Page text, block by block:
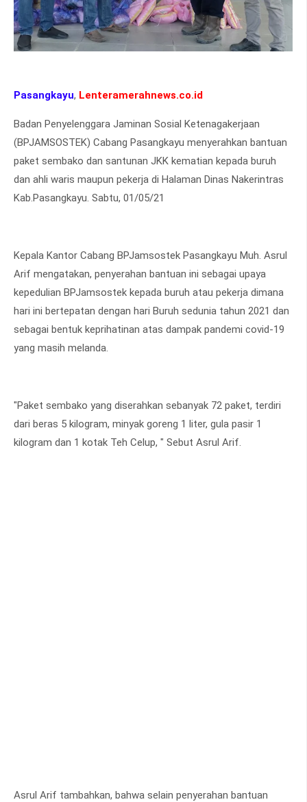
Pasangkayu, Lenteramerahnews.co.id
Badan Penyelenggara Jaminan Sosial Ketenagakerjaan
(BPJAMSOSTEK) Cabang Pasangkayu menyerahkan bantuan
paket sembako dan santunan JKK kematian kepada buruh
dan ahli waris maupun pekerja di Halaman Dinas Nakerintras
Kab.Pasangkayu. Sabtu, 01/05/21
Kepala Kantor Cabang BPJamsostek Pasangkayu Muh. Asrul
Arif mengatakan, penyerahan bantuan ini sebagai upaya
kepedulian BPJamsostek kepada buruh atau pekerja dimana
hari ini bertepatan dengan hari Buruh sedunia tahun 2021 dan
sebagai bentuk keprihatinan atas dampak pandemi covid-19
yang masih melanda.
"Paket sembako yang diserahkan sebanyak 72 paket, terdiri
dari beras 5 kilogram, minyak goreng 1 liter, gula pasir 1
kilogram dan 1 kotak Teh Celup, " Sebut Asrul Arif.
Asrul Arif tambahkan, bahwa selain penyerahan bantuan